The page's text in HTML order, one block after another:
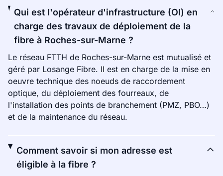
Qui est l'opérateur d'infrastructure (OI) en
charge des travaux de déploiement de la
fibre à Roches-sur-Marne ?
Le réseau FTTH de Roches-sur-Marne est mutualisé et
géré par Losange Fibre. Il est en charge de la mise en
oeuvre technique des noeuds de raccordement
optique, du déploiement des fourreaux, de
l'installation des points de branchement (PMZ, PBO…)
et de la maintenance du réseau.
Comment savoir si mon adresse est
éligible à la fibre ?